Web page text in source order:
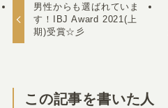
男性からも選ばれていま
す！IBJ Award 2021(上
期)受賞☆彡
この記事を書いた人